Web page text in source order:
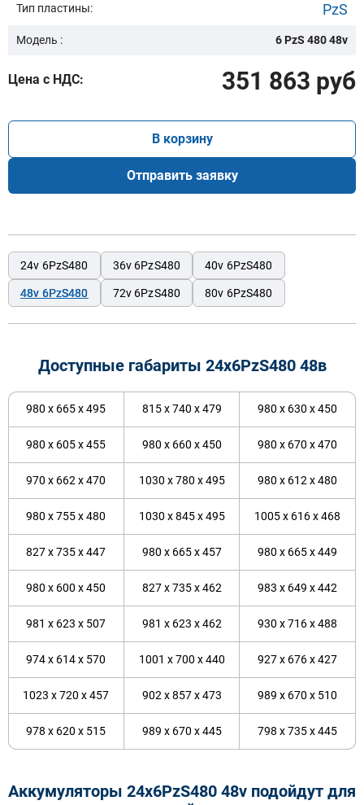
Тип пластины: PzS
Модель : 6 PzS 480 48v
Цена с НДС: 351 863 руб
В корзину
Отправить заявку
24v 6PzS480 36v 6PzS480 40v 6PzS480
48v 6PzS480 72v 6PzS480 80v 6PzS480
Доступные габариты 24х6PzS480 48в
980 x 665 x 495 815 x 740 x 479 980 x 630 x 450
980 x 605 x 455 980 x 660 x 450 980 x 670 x 470
970 x 662 x 470 1030 x 780 x 495 980 x 612 x 480
980 x 755 x 480 1030 x 845 x 495 1005 x 616 x 468
827 x 735 x 447 980 x 665 x 457 980 x 665 x 449
980 x 600 x 450 827 x 735 x 462 983 x 649 x 442
981 x 623 x 507 981 x 623 x 462 930 x 716 x 488
974 x 614 x 570 1001 x 700 x 440 927 x 676 x 427
1023 x 720 x 457 902 x 857 x 473 989 x 670 x 510
978 x 620 x 515 989 x 670 x 445 798 x 735 x 445
Аккумуляторы 24x6PzS480 48v подойдут для